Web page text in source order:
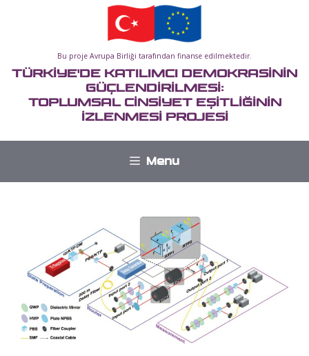
Bu proje Avrupa Birliği tarafından finanse edilmektedir.
TÜRKİYE'DE KATILIMCI DEMOKRASİNİN
GÜÇLENDİRİLMESİ:
TOPLUMSAL CİNSİYET EŞİTLİĞİNİN
İZLENMESİ PROJESİ
Menu